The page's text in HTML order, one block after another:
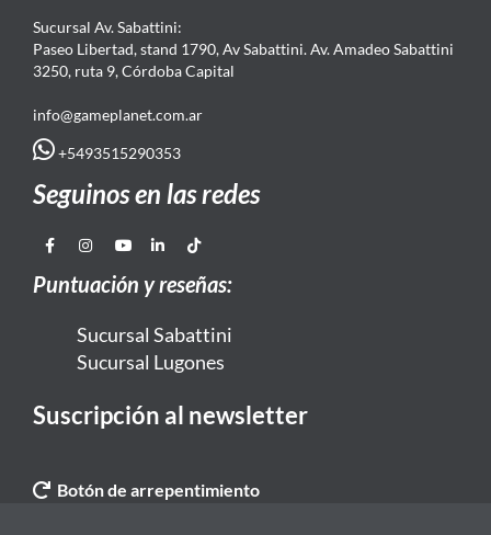
Sucursal Av. Sabattini:
Paseo Libertad, stand 1790, Av Sabattini. Av. Amadeo Sabattini
3250, ruta 9, Córdoba Capital
info@gameplanet.com.ar
+5493515290353
Seguinos en las redes
Puntuación y reseñas:
Sucursal Sabattini
Sucursal Lugones
Suscripción al newsletter
Botón de arrepentimiento